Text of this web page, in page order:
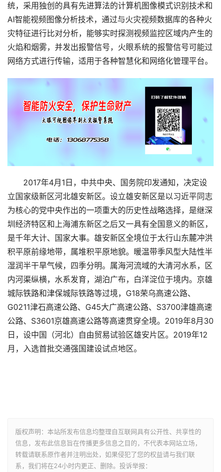
统，采用独创的具有先进算法的计算机图像模式识别技术和
AI智能视频图像分析技术，通过与火灾视频数据库的各种火
灾特征进行比对分析，能够实时探测视频监控区域内产生的
火焰和烟雾，并发出报警信号，火眼系统的报警信号可能过
网络方式进行传输，适用于各种智慧化和网络化管理平台。
2017年4月1日，中共中央、国务院印发通知，决定设
立国家级新区河北雄安新区。设立雄安新区是以习近平同志
为核心的党中央作出的一项重大的历史性战略选择，是继深
圳经济特区和上海浦东新区之后又一具有全国意义的新区，
是千年大计、国家大事。雄安新区全境位于太行山东麓冲洪
积平原前缘地带，属堆积平原地貌。暖温带季风型大陆性半
湿润半干旱气候，四季分明。属海河流域的大清河水系，区
内河渠纵横，水系发育，湖泊广布，白洋淀位于境内。京雄
城际铁路和津保城际铁路等过境，G18荣乌高速公路、
G0211津石高速公路、G45大广高速公路、S3700津雄高速
公路、S3601京雄高速公路等高速贯穿全境。2019年8月30
日，设中国（河北）自由贸易试验区雄安片区。2019年12
月，入选首批交通强国建设试点地区。
版权声明：本站所发布信息均整理自互联网具有公开性、共享性的
信息，发布此信息旨在传播更多信息之目的，不代表本网站立场，
转载请联系原作者并注明出处，如果侵犯了您的权益请与我们联
系，我们将在24小时内更正、删除。投诉举报：